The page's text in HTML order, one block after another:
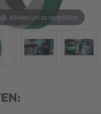
Klicken um zu vergrößern